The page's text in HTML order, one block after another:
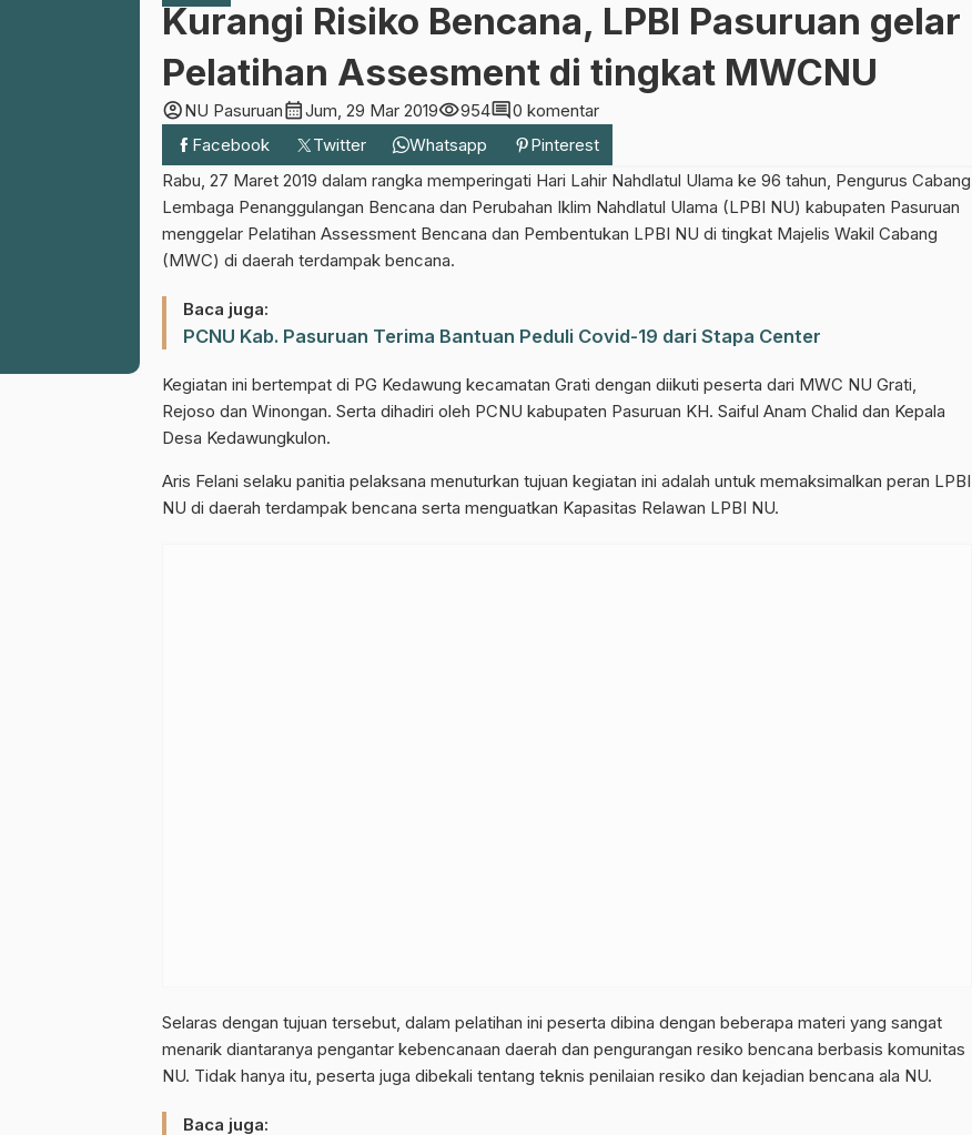
Kurangi Risiko Bencana, LPBI Pasuruan gelar
Pelatihan Assesment di tingkat MWCNU
account_circleNU Pasuruancalendar_monthJum, 29 Mar 2019visibility954comment0 komentar
Facebook
Twitter Whatsapp
Pinterest
Rabu, 27 Maret 2019 dalam rangka memperingati Hari Lahir Nahdlatul Ulama ke 96 tahun, Pengurus Cabang
Lembaga Penanggulangan Bencana dan Perubahan Iklim Nahdlatul Ulama (LPBI NU) kabupaten Pasuruan
menggelar Pelatihan Assessment Bencana dan Pembentukan LPBI NU di tingkat Majelis Wakil Cabang
(MWC) di daerah terdampak bencana.
Baca juga:
PCNU Kab. Pasuruan Terima Bantuan Peduli Covid-19 dari Stapa Center
Kegiatan ini bertempat di PG Kedawung kecamatan Grati dengan diikuti peserta dari MWC NU Grati,
Rejoso dan Winongan. Serta dihadiri oleh PCNU kabupaten Pasuruan KH. Saiful Anam Chalid dan Kepala
Desa Kedawungkulon.
Aris Felani selaku panitia pelaksana menuturkan tujuan kegiatan ini adalah untuk memaksimalkan peran LPBI
NU di daerah terdampak bencana serta menguatkan Kapasitas Relawan LPBI NU.
Selaras dengan tujuan tersebut, dalam pelatihan ini peserta dibina dengan beberapa materi yang sangat
menarik diantaranya pengantar kebencanaan daerah dan pengurangan resiko bencana berbasis komunitas
NU. Tidak hanya itu, peserta juga dibekali tentang teknis penilaian resiko dan kejadian bencana ala NU.
Baca juga: